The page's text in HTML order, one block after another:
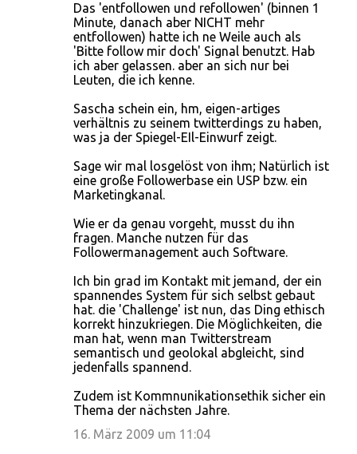
Das 'entfollowen und refollowen' (binnen 1
Minute, danach aber NICHT mehr
entfollowen) hatte ich ne Weile auch als
'Bitte follow mir doch' Signal benutzt. Hab
ich aber gelassen. aber an sich nur bei
Leuten, die ich kenne.
Sascha schein ein, hm, eigen-artiges
verhältnis zu seinem twitterdings zu haben,
was ja der Spiegel-EIl-Einwurf zeigt.
Sage wir mal losgelöst von ihm; Natürlich ist
eine große Followerbase ein USP bzw. ein
Marketingkanal.
Wie er da genau vorgeht, musst du ihn
fragen. Manche nutzen für das
Followermanagement auch Software.
Ich bin grad im Kontakt mit jemand, der ein
spannendes System für sich selbst gebaut
hat. die 'Challenge' ist nun, das Ding ethisch
korrekt hinzukriegen. Die Möglichkeiten, die
man hat, wenn man Twitterstream
semantisch und geolokal abgleicht, sind
jedenfalls spannend.
Zudem ist Kommnunikationsethik sicher ein
Thema der nächsten Jahre.
16. März 2009 um 11:04